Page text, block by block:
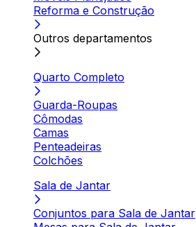
Reforma e Construção
Outros departamentos
Quarto Completo
Guarda-Roupas
Cômodas
Camas
Penteadeiras
Colchões
Sala de Jantar
Conjuntos para Sala de Jantar